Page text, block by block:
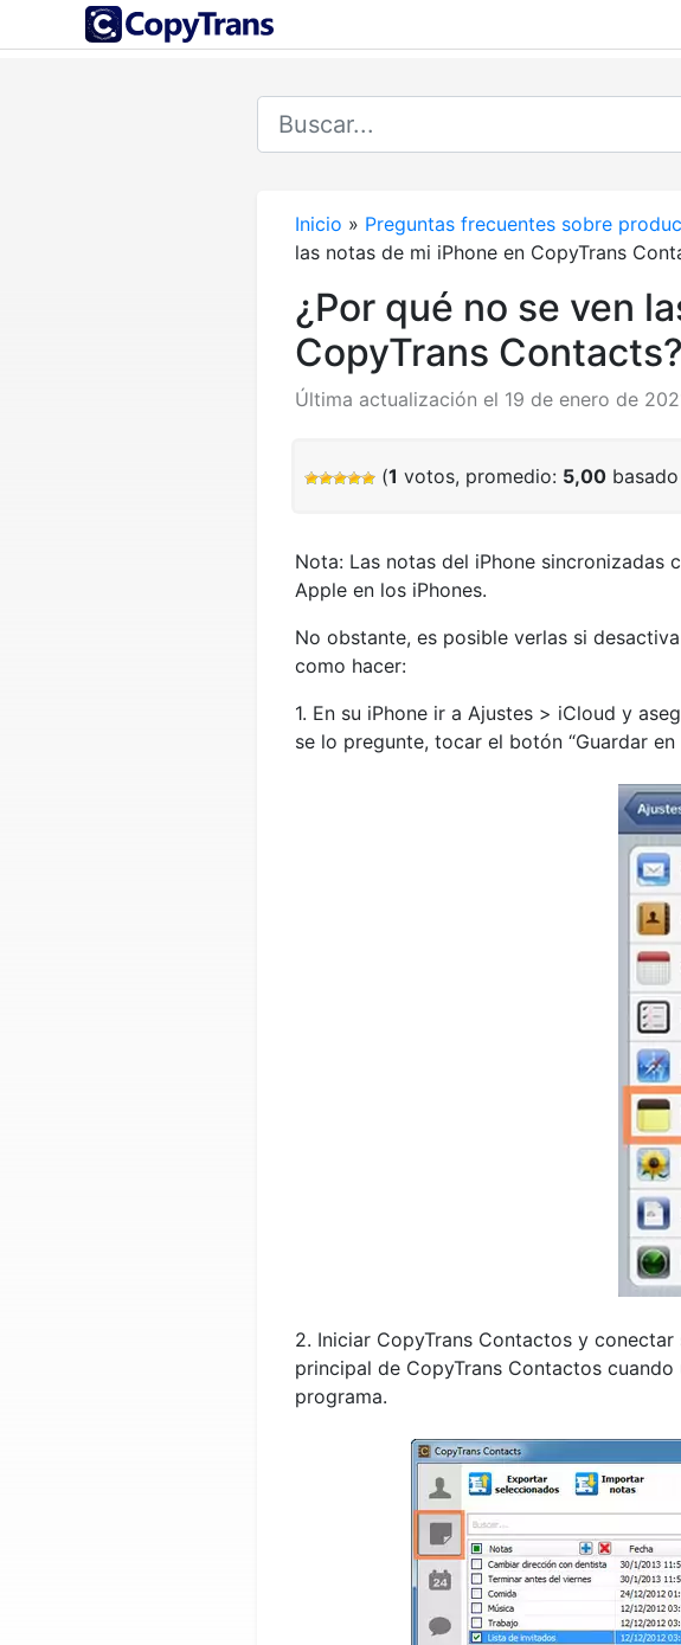
Inicio » Preguntas frecuentes sobre
las notas de mi iPhone en CopyTrans
¿Por qué no se ven
CopyTrans Contacts?
Última actualización el 19 de enero de
(1 votos, promedio: 5,00
Nota: Las notas del iPhone sincronizadas
Apple en los iPhones.
No obstante, es posible verlas si
como hacer:
1. En su iPhone ir a Ajustes > iCloud y
se lo pregunte, tocar el botón “Guardar en
2. Iniciar CopyTrans Contactos y conectar
principal de CopyTrans Contactos
programa.